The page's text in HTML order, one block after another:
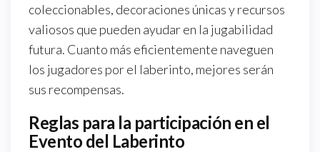
coleccionables, decoraciones únicas y recursos
valiosos que pueden ayudar en la jugabilidad
futura. Cuanto más eficientemente naveguen
los jugadores por el laberinto, mejores serán
sus recompensas.
Reglas para la participación en el
Evento del Laberinto